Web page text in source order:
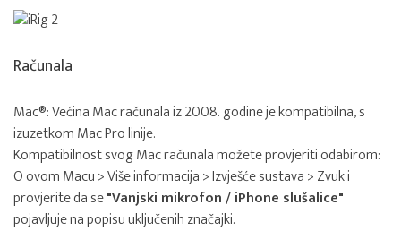
Računala
Mac®: Većina Mac računala iz 2008. godine je kompatibilna, s
izuzetkom Mac Pro linije.
Kompatibilnost svog Mac računala možete provjeriti odabirom:
O ovom Macu > Više informacija > Izvješće sustava > Zvuk i
provjerite da se"Vanjski mikrofon / iPhone slušalice"
pojavljuje na popisu uključenih značajki.